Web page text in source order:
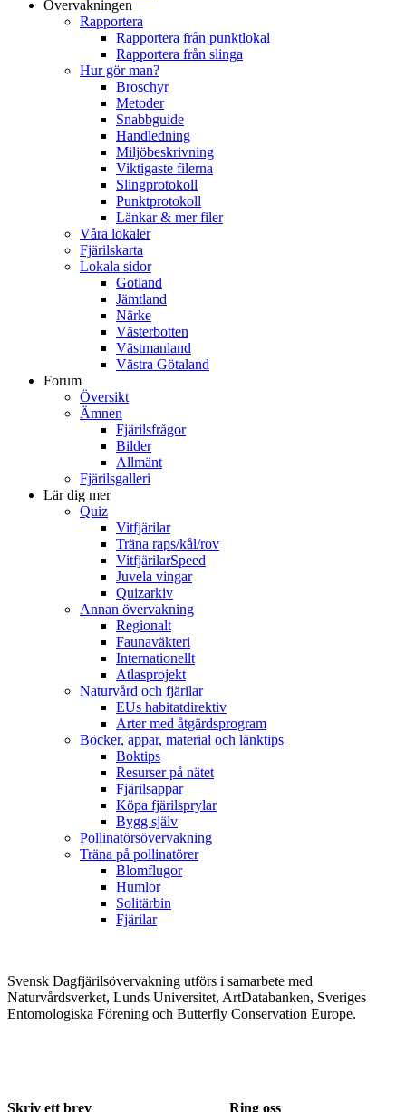
Övervakningen
Rapportera
Rapportera från punktlokal
Rapportera från slinga
Hur gör man?
Broschyr
Metoder
Snabbguide
Handledning
Miljöbeskrivning
Viktigaste filerna
Slingprotokoll
Punktprotokoll
Länkar & mer filer
Våra lokaler
Fjärilskarta
Lokala sidor
Gotland
Jämtland
Närke
Västerbotten
Västmanland
Västra Götaland
Forum
Översikt
Ämnen
Fjärilsfrågor
Bilder
Allmänt
Fjärilsgalleri
Lär dig mer
Quiz
Vitfjärilar
Träna raps/kål/rov
VitfjärilarSpeed
Juvela vingar
Quizarkiv
Annan övervakning
Regionalt
Faunaväkteri
Internationellt
Atlasprojekt
Naturvård och fjärilar
EUs habitatdirektiv
Arter med åtgärdsprogram
Böcker, appar, material och länktips
Boktips
Resurser på nätet
Fjärilsappar
Köpa fjärilsprylar
Bygg själv
Pollinatörsövervakning
Träna på pollinatörer
Blomflugor
Humlor
Solitärbin
Fjärilar
Svensk Dagfjärilsövervakning utförs i samarbete med
Naturvårdsverket, Lunds Universitet, ArtDatabanken, Sveriges
Entomologiska Förening och Butterfly Conservation Europe.
Skriv ett brev Ring oss